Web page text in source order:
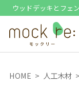
ウッドデッキとフェ
HOME 人工木材